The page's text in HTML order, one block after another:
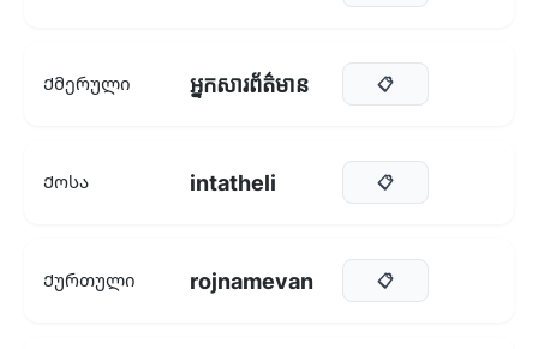
Ქმერული អ្នកសារព័ត៌មាន 📋
Ქოსა intatheli 📋
Ქურთული rojnamevan 📋